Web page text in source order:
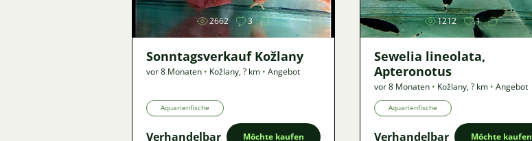
2662 3
Sonntagsverkauf Kožlany
vor 8 Monaten • Kožlany,? km • Angebot
Aquarienfische
Verhandelbar Möchte kaufen
1212 1
Sewelia lineolata,
Apteronotus
vor 8 Monaten • Kožlany,? km • Angebot
Aquarienfische
Verhandelbar Möchte kaufen